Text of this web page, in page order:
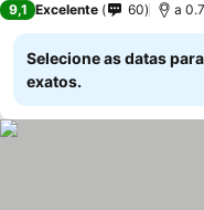
9,1 Excelente 60 a
Selecione as datas
exatos.